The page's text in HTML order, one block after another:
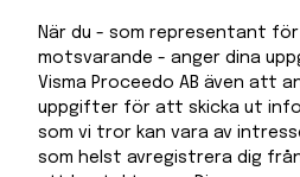
När du - som representant
motsvarande - anger dina
Visma Proceedo AB även att
uppgifter för att skicka ut
som vi tror kan vara av
som helst avregistrera dig